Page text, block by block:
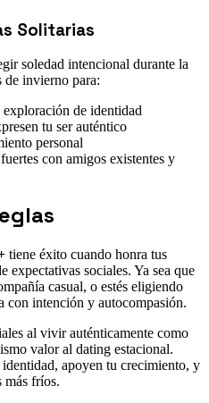
Solitarias
soledad intencional durante la
de invierno para:
de identidad
tu ser auténtico
personal
con amigos existentes y
tiene éxito cuando honra tus
expectativas sociales. Ya sea que
casual, o estés eligiendo
con intención y autocompasión.
al vivir auténticamente como
valor al dating estacional.
apoyen tu crecimiento, y
más fríos.